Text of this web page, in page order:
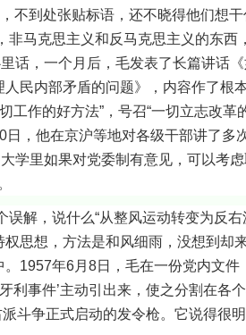
不到处张贴标语，还不晓得他们想
非马克思主义和反马克思主义的东西
，一个月后，毛发表了长篇讲话
民内部矛盾的问题》，内容作了根
工作的好方法”，号召“一切立志改革
，他在京沪等地对各级干部讲了多
学里如果对党委制有意见，可以考
，说什么“从整风运动转变为反右
思想，方法是和风细雨，没想到却
1957年6月8日，毛在一份党内文件
利事件’主动引出来，使之分割在各
斗争正式启动的发令枪。它说得很